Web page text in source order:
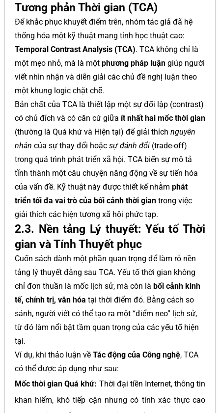
Tương phản Thời gian (TCA)
Để khắc phục khuyết điểm trên, nhóm tác giả đã hệ
thống hóa một kỹ thuật mang tính học thuật cao:
Temporal Contrast Analysis (TCA). TCA không chỉ là
một mẹo nhỏ, mà là một phương pháp luận giúp người
viết nhìn nhận và diễn giải các chủ đề nghị luận theo
một khung logic chặt chẽ.
Bản chất của TCA là thiết lập một sự đối lập (contrast)
có chủ đích và có căn cứ giữa ít nhất hai mốc thời gian
(thường là Quá khứ và Hiện tại) để giải thích nguyên
nhân của sự thay đổi hoặc sự đánh đổi (trade-off)
trong quá trình phát triển xã hội. TCA biến sự mô tả
tĩnh thành một câu chuyện năng động về sự tiến hóa
của vấn đề. Kỹ thuật này được thiết kế nhằm phát
triển tối đa vai trò của bối cảnh thời gian trong việc
giải thích các hiện tượng xã hội phức tạp.
2.3. Nền tảng Lý thuyết: Yếu tố Thời
gian và Tính Thuyết phục
Cuốn sách dành một phần quan trọng để làm rõ nền
tảng lý thuyết đằng sau TCA. Yếu tố thời gian không
chỉ đơn thuần là mốc lịch sử, mà còn là bối cảnh kinh
tế, chính trị, văn hóa tại thời điểm đó. Bằng cách so
sánh, người viết có thể tạo ra một “điểm neo” lịch sử,
từ đó làm nổi bật tầm quan trọng của các yếu tố hiện
tại.
Ví dụ, khi thảo luận về Tác động của Công nghệ, TCA
có thể được áp dụng như sau:
Mốc thời gian Quá khứ: Thời đại tiền Internet, thông tin
khan hiếm, khó tiếp cận nhưng có tính xác thực cao